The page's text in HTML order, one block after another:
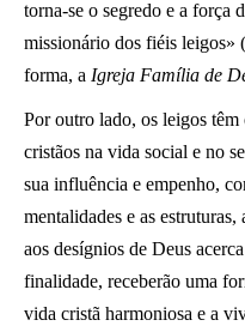
torna-se o segredo e a força
missionário dos fiéis leigos» (
forma, a Igreja Família de
Por outro lado, os leigos
cristãos na vida social e no
sua influência e empenho,
mentalidades e as
aos desígnios de Deus
finalidade, receberão uma
vida cristã harmoniosa e a